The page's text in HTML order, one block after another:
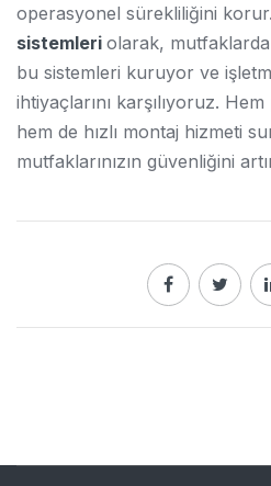
operasyonel sürekliliğini korur.
sistemleri olarak,
bu sistemleri kuruyor ve
ihtiyaçlarını karşılıyoruz.
hem de hızlı montaj hizmeti
mutfaklarınızın güvenliğini